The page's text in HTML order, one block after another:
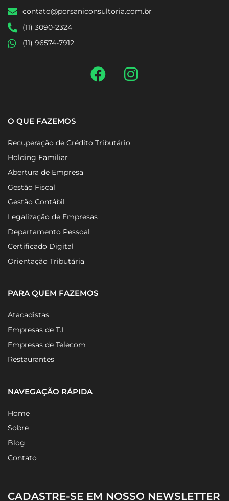
contato@porsaniconsultoria.com.br
(11) 3090-2324
(11) 96574-7912
O QUE FAZEMOS
Recuperação de Crédito Tributário
Holding Familiar
Abertura de Empresa
Gestão Fiscal
Gestão Contábil
Legalização de Empresas
Departamento Pessoal
Certificado Digital
Orientação Tributária
PARA QUEM FAZEMOS
Atacadistas
Empresas de T.I
Empresas de Telecom
Restaurantes
NAVEGAÇÃO RÁPIDA
Home
Sobre
Blog
Contato
CADASTRE-SE EM NOSSO NEWSLETTER